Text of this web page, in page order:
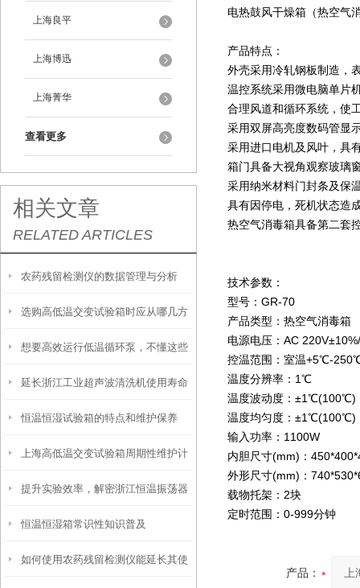
上海良平
上海博迅
上海菁华
查看更多
相关文章
RELATED ARTICLES
农药残留检测仪的数据管理与分析
选购高低温交变试验箱时应从哪几方
面考虑？
想要高效运行低温循环泵，不懂这些
可不行
延长浙江工业超声波清洗机使用寿命
的五大保养技巧
恒温恒湿试验箱的特点和维护保养
上海高低温交变试验箱周期性维护计
划：日/月/季/年度保养项目一览
提升实验效率，解密浙江恒温振荡器
在生物医学领域的应用
恒温恒湿箱常识性知识普及
如何使用农药残留检测仪能延长其使
电热鼓风干燥箱（热空气
产品特点：
外壳采用冷轧钢板制造，
温控系统采用微电脑单片
合理风道和循环系统，使
采用双屏高亮度数码管显
采用进口电机及风叶，具
箱门具备大视角观察玻璃
采用纳米材料门封条及保
具有因停电，死机状态造
热空气消毒箱具备第二套
技术参数：
型号：GR-70
产品类型：热空气消毒箱
电源电压：AC
控温范围：室温+5℃-
温度分辨率：1℃
温度波动度：±1℃(100℃)
温度均匀度：±1℃(100℃)
输入功率：1100W
内胆尺寸(mm)：
外形尺寸(mm)：
载物托架：2块
定时范围：0-999分钟
产品：